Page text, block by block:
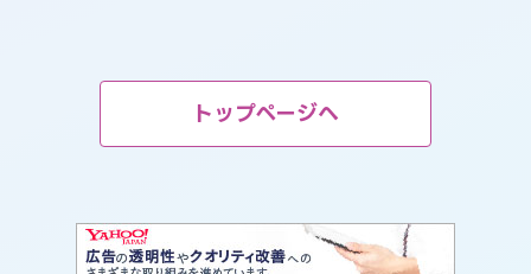
トップページへ